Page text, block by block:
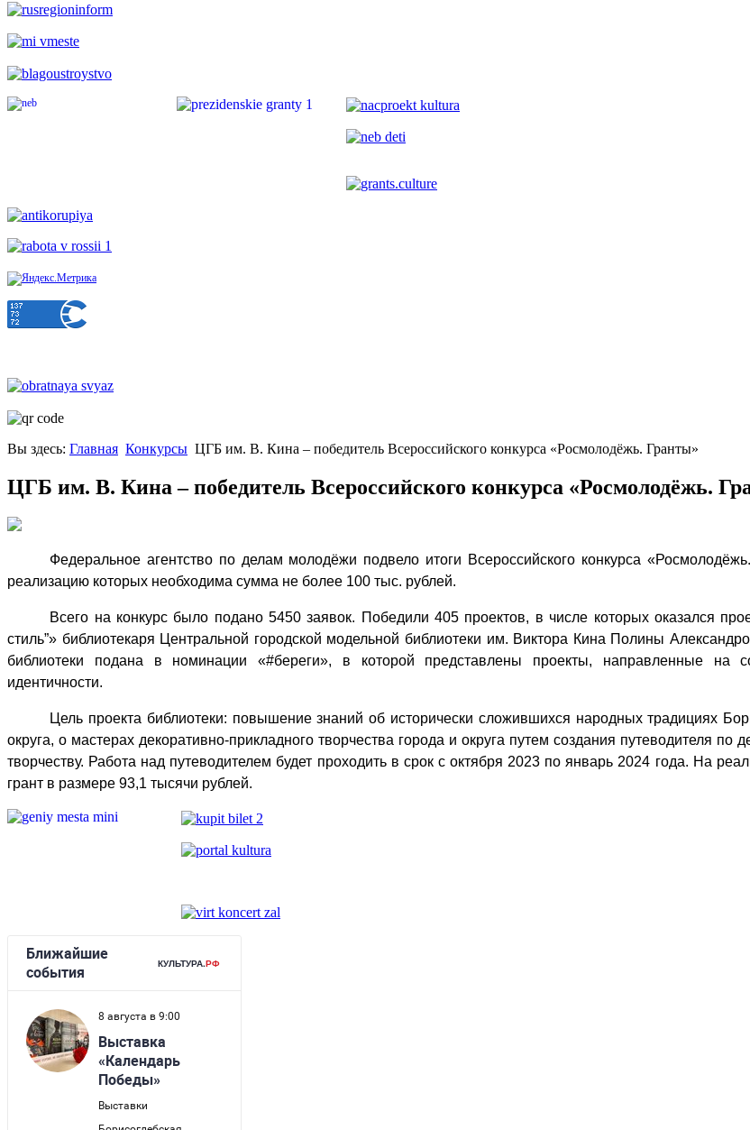
Вы здесь: Главная Конкурсы ЦГБ им. В. Кина – победитель Всероссийского конкурса «Росмолодёжь. Гранты»
ЦГБ им. В. Кина – победитель Всероссийского конкурса «Росмолодёжь.
Федеральное агентство по делам молодёжи подвело итоги Всероссийского конкурса
реализацию которых необходима сумма не более 100 тыс. рублей.
Всего на конкурс было подано 5450 заявок. Победили 405 проектов, в числе которых оказался
стиль”» библиотекаря Центральной городской модельной библиотеки им. Виктора Кина Полины
библиотеки подана в номинации «#береги», в которой представлены проекты, направленные на
идентичности.
Цель проекта библиотеки: повышение знаний об исторически сложившихся народных традициях
округа, о мастерах декоративно-прикладного творчества города и округа путем создания путеводителя по
творчеству. Работа над путеводителем будет проходить в срок с октября 2023 по январь 2024 года. На
грант в размере 93,1 тысячи рублей.